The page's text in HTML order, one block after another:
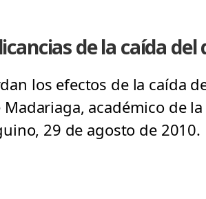
de la caída
los efectos de la caída
académico de
29 de agosto de 2010.